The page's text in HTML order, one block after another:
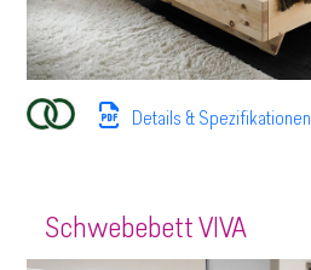
Details & Spezifikationen
Schwebebett VIVA